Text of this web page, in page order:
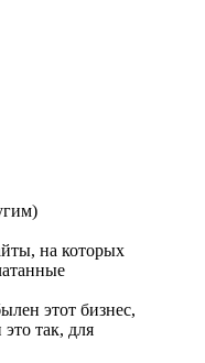
на которых
этот бизнес,
так, для